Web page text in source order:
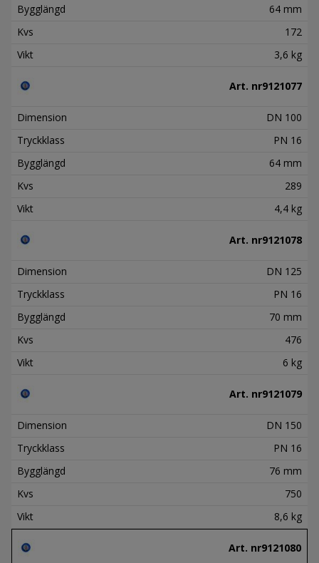
Bygglängd
64 mm
Kvs
172
Vikt
3,6 kg
Art. nr9121077
Dimension
DN 100
Tryckklass
PN 16
Bygglängd
64 mm
Kvs
289
Vikt
4,4 kg
Art. nr9121078
Dimension
DN 125
Tryckklass
PN 16
Bygglängd
70 mm
Kvs
476
Vikt
6 kg
Art. nr9121079
Dimension
DN 150
Tryckklass
PN 16
Bygglängd
76 mm
Kvs
750
Vikt
8,6 kg
Art. nr9121080